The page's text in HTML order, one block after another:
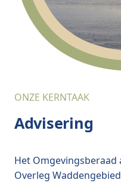
ONZE KERNTAAK
Advisering
Het
Overleg